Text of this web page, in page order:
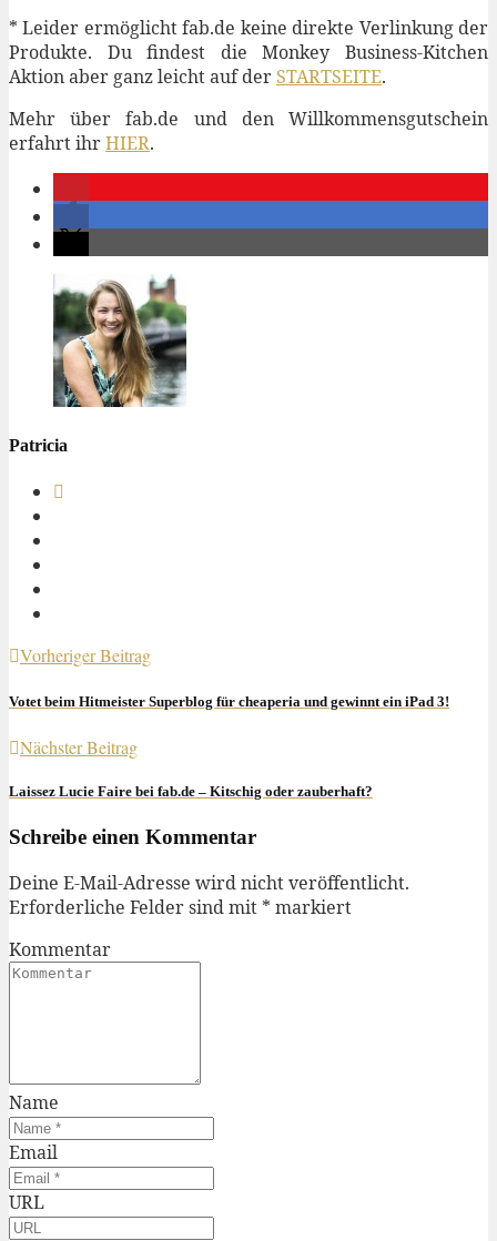
* Leider ermöglicht fab.de keine direkte Verlinkung der
Produkte. Du findest die Monkey Business-Kitchen
Aktion aber ganz leicht auf derSTARTSEITE.
Mehr über fab.de und den Willkommensgutschein
erfahrt ihrHIER.
Patricia
Vorheriger Beitrag
Votet beim Hitmeister Superblog für cheaperia und gewinnt ein iPad 3!
Nächster Beitrag
Laissez Lucie Faire bei fab.de – Kitschig oder zauberhaft?
Schreibe einen Kommentar
Deine E-Mail-Adresse wird nicht veröffentlicht.
Erforderliche Felder sind mit * markiert
Kommentar
Name
Email
URL